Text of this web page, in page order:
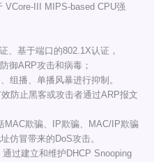
VCore-III MIPS-based CPU强
、基于端口的802.1X认证，
御ARP攻击和病毒；
组播、单播风暴进行抑制。
防止黑客或攻击者通过ARP报文
MAC欺骗、IP欺骗、MAC/IP欺骗
仿冒带来的DoS攻击。
过建立和维护DHCP Snooping